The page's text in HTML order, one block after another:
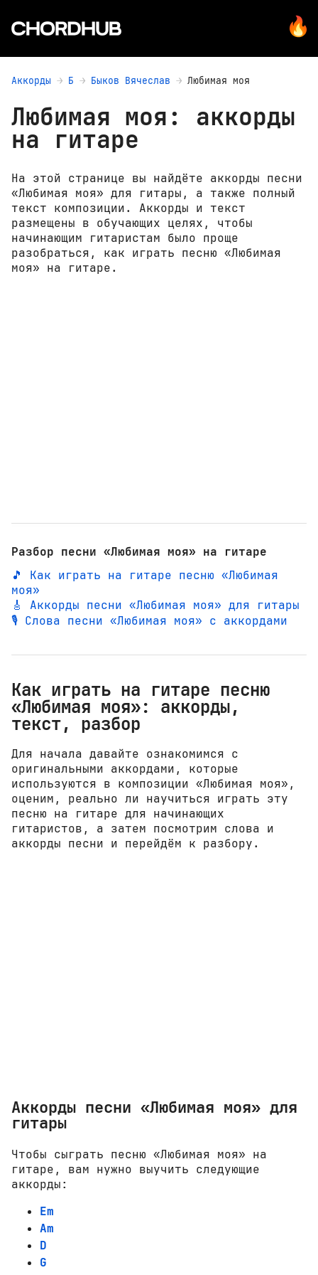
Аккорды Б Быков Вячеслав Любимая моя
Любимая моя: аккорды
на гитаре
На этой странице вы найдёте аккорды песни
«Любимая моя» для гитары, а также полный
текст композиции. Аккорды и текст
размещены в обучающих целях, чтобы
начинающим гитаристам было проще
разобраться, как играть песню «Любимая
моя» на гитаре.
Разбор песни «Любимая моя» на гитаре
🎵 Как играть на гитаре песню «Любимая
моя»
🎸 Аккорды песни «Любимая моя» для гитары
🎙️ Слова песни «Любимая моя» с аккордами
Как играть на гитаре песню
«Любимая моя»: аккорды,
текст, разбор
Для начала давайте ознакомимся с
оригинальными аккордами, которые
используются в композиции «Любимая моя»,
оценим, реально ли научиться играть эту
песню на гитаре для начинающих
гитаристов, а затем посмотрим слова и
аккорды песни и перейдём к разбору.
Аккорды песни «Любимая моя» для
гитары
Чтобы сыграть песню «Любимая моя» на
гитаре, вам нужно выучить следующие
аккорды:
Em
Am
D
G